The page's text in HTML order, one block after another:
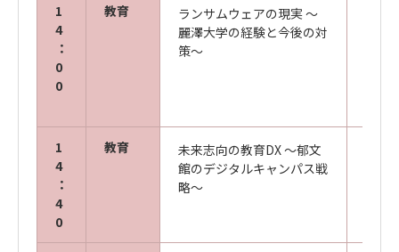
1
4
：
0
0
教育
ランサムウェアの現実 ～
麗澤大学の経験と今後の対
策～
1
4
：
4
0
教育
未来志向の教育DX ～郁文
館のデジタルキャンパス戦
略～